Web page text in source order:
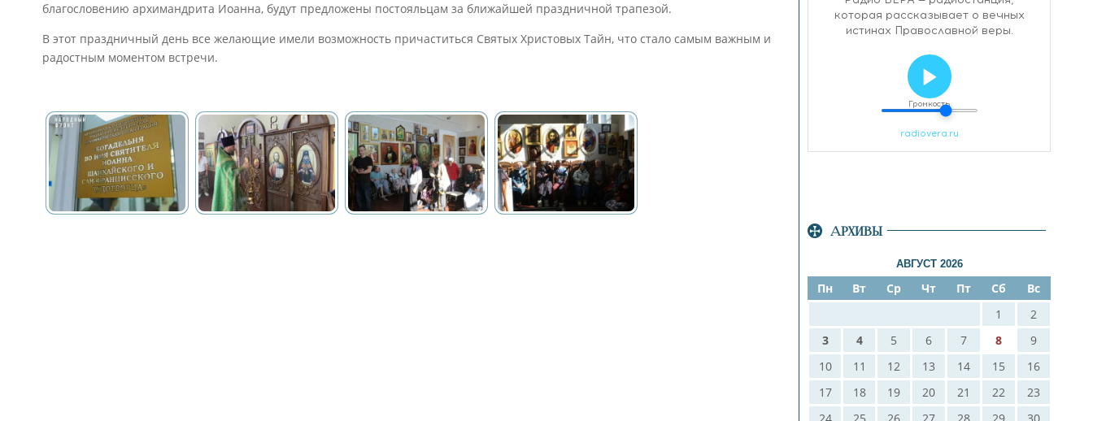
благословению архимандрита Иоанна, будут предложены постояльцам за ближайшей праздничной трапезой.
В этот праздничный день все желающие имели возможность причаститься Святых Христовых Тайн, что стало самым важным и
радостным моментом встречи.
АРХИВЫ
АВГУСТ 2026
Пн Вт Ср Чт Пт Сб
Вс
1
2
3
4 5 6 7 8
9
10
11 12 13 14 15
16
17
18 19 20 21 22
23